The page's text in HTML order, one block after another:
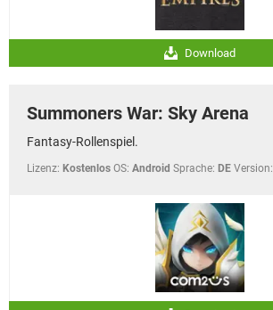
Download
Summoners War: Sky Arena
Fantasy-Rollenspiel.
Lizenz: Kostenlos OS: Android Sprache: DE Version: